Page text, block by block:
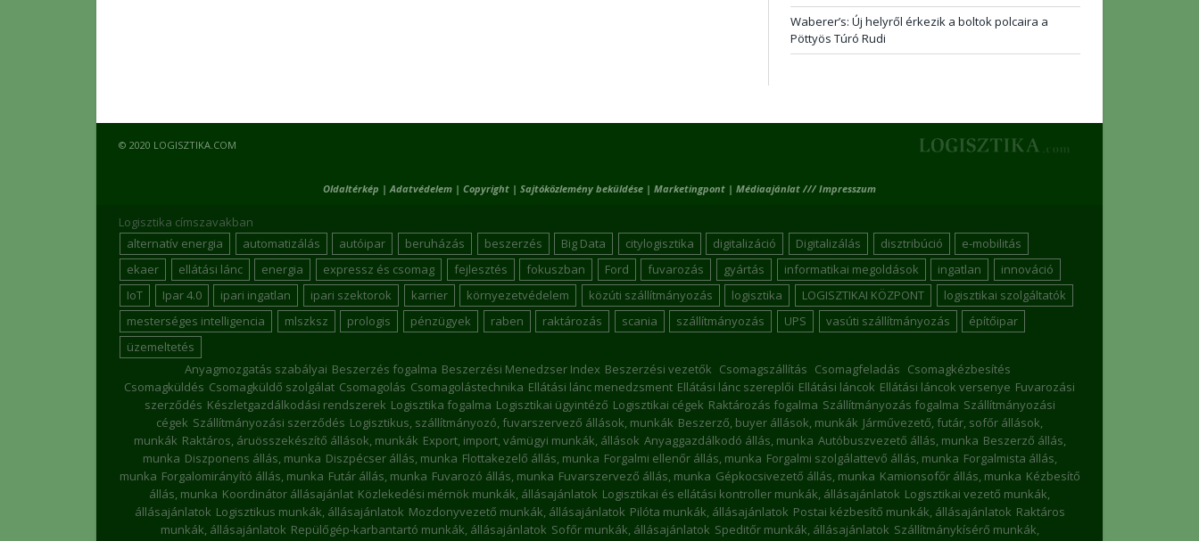
Waberer’s: Új helyről érkezik a boltok polcaira a
Pöttyös Túró Rudi
© 2020 LOGISZTIKA.COM
Oldaltérkép |Adatvédelem | Copyright | Sajtóközlemény beküldése | Marketingpont | Médiaajánlat /// Impresszum
Logisztika címszavakban
alternatív energia
automatizálás autóipar beruházás beszerzés Big Data citylogisztika digitalizáció Digitalizálás disztribúció
e-mobilitás
ekaer
ellátási lánc energia expressz és csomag fejlesztés fokuszban Ford fuvarozás gyártás informatikai megoldások ingatlan
innováció
IoT
Ipar 4.0 ipari ingatlan ipari szektorok karrier környezetvédelem közúti szállítmányozás logisztika LOGISZTIKAI KÖZPONT
logisztikai szolgáltatók
mesterséges intelligencia
mlszksz prologis pénzügyek raben raktározás scania szállítmányozás UPS vasúti szállítmányozás
építőipar
üzemeltetés
Anyagmozgatás szabályai Beszerzés fogalma Beszerzési Menedzser Index Beszerzési vezetők Csomagszállítás Csomagfeladás Csomagkézbesítés
Csomagküldés Csomagküldő szolgálat Csomagolás Csomagolástechnika Ellátási lánc menedzsment Ellátási lánc szereplői Ellátási láncok Ellátási láncok versenye Fuvarozási
szerződés Készletgazdálkodási rendszerek Logisztika fogalma Logisztikai ügyintéző Logisztikai cégek Raktározás fogalma Szállítmányozás fogalma Szállítmányozási
cégek Szállítmányozási szerződés Logisztikus, szállítmányozó, fuvarszervező állások, munkák Beszerző, buyer állások, munkák Járművezető, futár, sofőr állások,
munkák Raktáros, áruösszekészítő állások, munkák Export, import, vámügyi munkák, állások Anyaggazdálkodó állás, munka Autóbuszvezető állás, munka Beszerző állás,
munka Diszponens állás, munka Diszpécser állás, munka Flottakezelő állás, munka Forgalmi ellenőr állás, munka Forgalmi szolgálattevő állás, munka Forgalmista állás,
munka Forgalomirányító állás, munka Futár állás, munka Fuvarozó állás, munka Fuvarszervező állás, munka Gépkocsivezető állás, munka Kamionsofőr állás, munka Kézbesítő
állás, munka Koordinátor állásajánlat Közlekedési mérnök munkák, állásajánlatok Logisztikai és ellátási kontroller munkák, állásajánlatok Logisztikai vezető munkák,
állásajánlatok Logisztikus munkák, állásajánlatok Mozdonyvezető munkák, állásajánlatok Pilóta munkák, állásajánlatok Postai kézbesítő munkák, állásajánlatok Raktáros
munkák, állásajánlatok Repülőgép-karbantartó munkák, állásajánlatok Sofőr munkák, állásajánlatok Speditőr munkák, állásajánlatok Szállítmánykísérő munkák,